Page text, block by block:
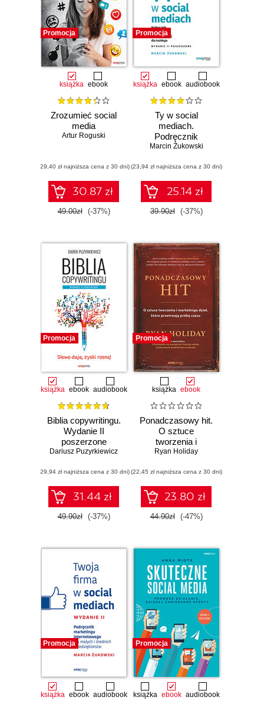
Promocja
książka ebook
Zrozumieć social
media
Artur Roguski
(29,40 zł najniższa cena z 30 dni)
30.87 zł
49.00zł (-37%)
Promocja
książka ebook audiobook
Ty w social
mediach.
Podręcznik
budowania marki
każdego. Wydanie
II poszerzone
Marcin Żukowski
(23,94 zł najniższa cena z 30 dni)
25.14 zł
39.90zł (-37%)
Promocja
książka ebook audiobook
Biblia copywritingu.
Wydanie II
poszerzone
Dariusz Puzyrkiewicz
(29,94 zł najniższa cena z 30 dni)
31.44 zł
49.90zł (-37%)
Promocja
książka ebook
Ponadczasowy hit.
O sztuce
tworzenia i
marketingu dzieł,
próbę czasu
Ryan Holiday
(22,45 zł najniższa cena z 30 dni)
23.80 zł
44.90zł (-47%)
Promocja
książka ebook audiobook
Promocja
książka ebook audiobook